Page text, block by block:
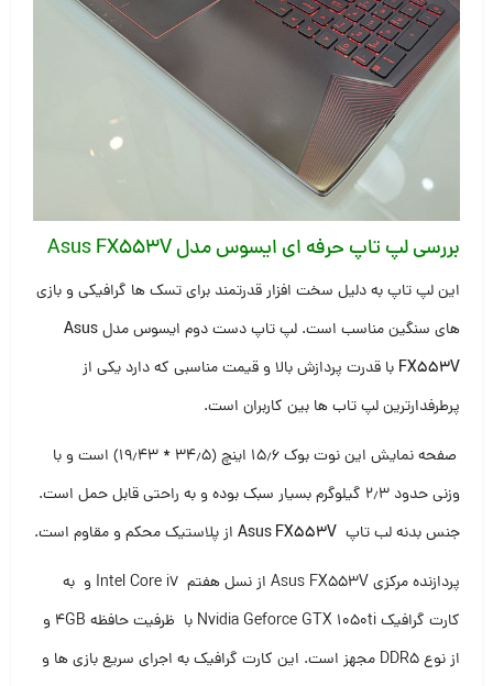
بررسی لپ تاپ حرفه ای ایسوس مدل
این لپ تاپ به دلیل سخت افزار قدرتمند برای تسک ها گرافیکی و بازی
های سنگین مناسب است. لپ تاپ دست دوم ایسوس مدلAsus
FX553V با قدرت پردازش بالا و قیمت مناسبی که دارد یکی از
پرطرفدارترین لپ تاب ها بین کاربران است.
صفحه نمایش این نوت بوک ۱۵٫۶ اینچ (۳۴٫۵ * ۱۹٫۴۳) است و با
وزنی حدود ۲٫۳ گیلوگرم بسیار سبک بوده و به راحتی قابل حمل است.
جنس بدنه لب تاپ Asus FX553V از پلاستیک محکم و مقاوم است.
پردازنده مرکزی Asus FX553V از نسل هفتم Intel Core i7 و به
کارت گرافیک Nvidia Geforce GTX 1050ti با ظرفیت حافظه ۴GB و
از نوع DDR5 مجهز است. این کارت گرافیک به اجرای سریع بازی ها و